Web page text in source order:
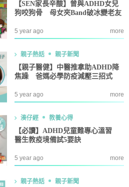
【SEN家長辛酸】曾與ADHD女兒
狗咬狗骨 母女夾Band破冰變老友
5 year ago more
親子熱話 親子新聞
【親子醫健】中醫推拿助ADHD降
焦躁 爸媽必學防疫減壓三招式
5 year ago more
湊仔經 教養心得
【必讀】ADHD兒童難專心溫習
醫生教疫境備試5要訣
5 year ago more
親子熱話 親子新聞